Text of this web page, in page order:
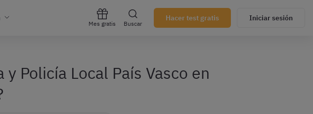
Mes gratis Buscar
Hacer test gratis Iniciar sesión
Policía Local País Vasco en